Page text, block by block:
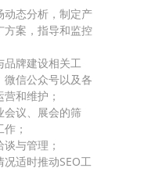
动态分析，制定产
方案，指导和监控
品牌建设相关工
微信公众号以及各
和维护；
会议、展会的筛
；
与管理；
适时推动SEO工